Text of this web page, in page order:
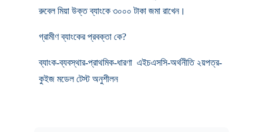
রুবেল মিয়া উক্ত ব্যাংকে ৩০০০ টাকা জমা রাখেন।
গ্রামীণ ব্যাংকের প্রবক্তা কে?
ব্যাংক-ব্যবস্থার-প্রাথমিক-ধারণা এইচএসসি-অর্থনীতি ২য়পত্র-
কুইজ মডেল টেস্ট অনুশীলন